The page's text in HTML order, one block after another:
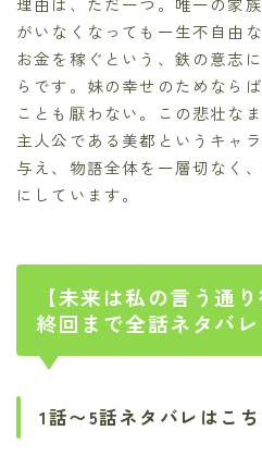
がいなくなっても一生不自由
お金を稼ぐという、鉄の意志
らです。妹の幸せのためなら
ことも厭わない。この悲壮な
主人公である美都というキャ
与え、物語全体を一層切なく
にしています。
【未来は私の言う通
終回まで全話ネタバ
1話〜5話ネタバレはこ